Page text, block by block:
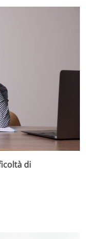
di